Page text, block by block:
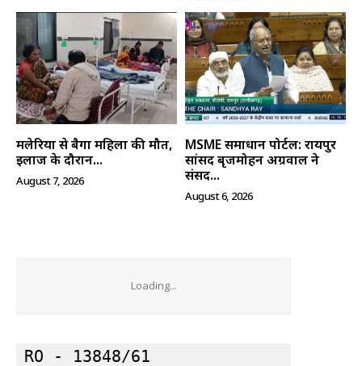
मलेरिया से बैगा महिला की मौत,
इलाज के दौरान...
August 7, 2026
MSME समाधान पोर्टल: रायपुर
सांसद बृजमोहन अग्रवाल ने
संसद...
August 6, 2026
Loading...
RO - 13848/61